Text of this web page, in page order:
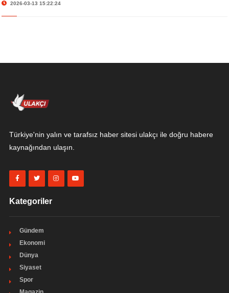
2026-03-13 15:22:24
Türkiye'nin yalın ve tarafsız haber sitesi ulakçı ile doğru habere
kaynağından ulaşın.
Kategoriler
Gündem
Ekonomi
Dünya
Siyaset
Spor